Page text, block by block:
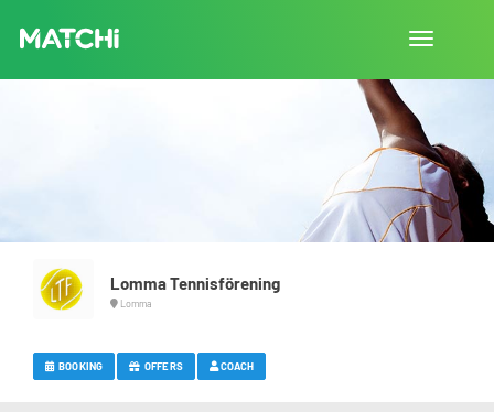
Toggle
Lomma Tennisförening
Lomma
BOOKING OFFERS COACH